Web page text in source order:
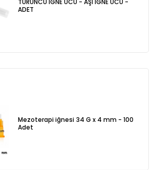
TURUNCU İĞNE UCU - AŞI İĞNE UCU -
ADET
Mezoterapi iğnesi 34 G x 4 mm - 100
Adet